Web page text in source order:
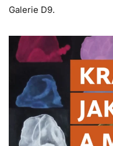
Galerie D9.